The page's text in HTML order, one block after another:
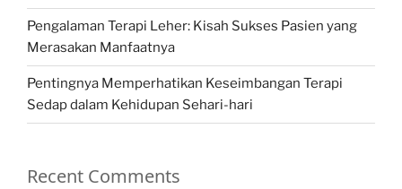
Pengalaman Terapi Leher: Kisah Sukses Pasien yang
Merasakan Manfaatnya
Pentingnya Memperhatikan Keseimbangan Terapi
Sedap dalam Kehidupan Sehari-hari
Recent Comments